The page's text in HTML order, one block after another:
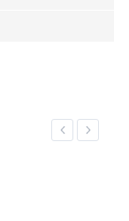
Previous
Next